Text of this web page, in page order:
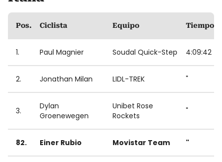
Pos. Ciclista Equipo Tiempo
1. Paul Magnier Soudal Quick-Step 4:09:42
2. Jonathan Milan LIDL-TREK "
3.
Dylan
Groenewegen
Unibet Rose
Rockets
"
82. Einer Rubio Movistar Team "